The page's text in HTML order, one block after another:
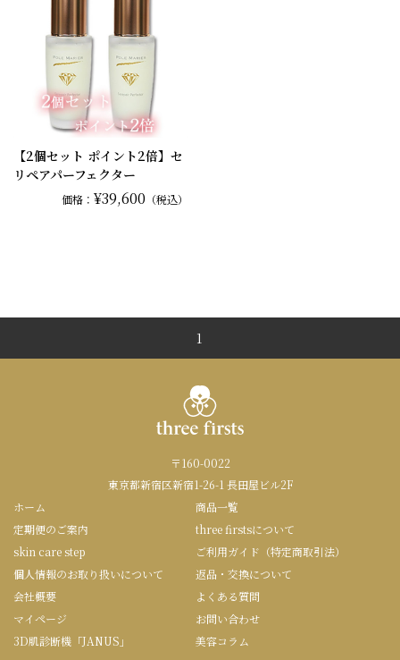
【2個セット ポイント2倍】セ
リペアパーフェクター
価格：¥39,600 （税込）
1
〒160-0022
東京都新宿区新宿1-26-1 長田屋ビル2F
ホーム
商品一覧
定期便のご案内
three firstsについて
skin care step
ご利用ガイド（特定商取引法）
個人情報のお取り扱いについて
返品・交換について
会社概要
よくある質問
マイページ
お問い合わせ
3D肌診断機「JANUS」
美容コラム